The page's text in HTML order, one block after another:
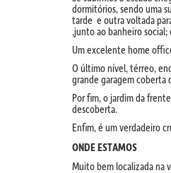
dormitórios, sendo uma
tarde e outra voltada
,junto ao banheiro
Um excelente home
O último nível, térreo,
grande garagem coberta
Por fim, o jardim da
descoberta.
Enfim, é um verdadeiro
ONDE ESTAMOS
Muito bem localizada na